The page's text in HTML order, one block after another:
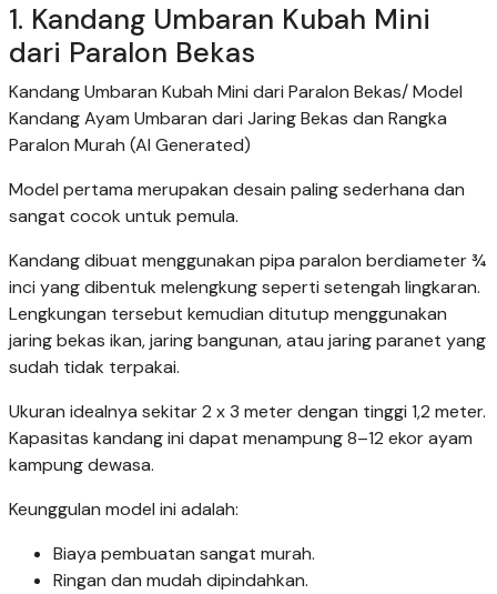
1. Kandang Umbaran Kubah Mini
dari Paralon Bekas
Kandang Umbaran Kubah Mini dari Paralon Bekas/ Model
Kandang Ayam Umbaran dari Jaring Bekas dan Rangka
Paralon Murah (AI Generated)
Model pertama merupakan desain paling sederhana dan
sangat cocok untuk pemula.
Kandang dibuat menggunakan pipa paralon berdiameter ¾
inci yang dibentuk melengkung seperti setengah lingkaran.
Lengkungan tersebut kemudian ditutup menggunakan
jaring bekas ikan, jaring bangunan, atau jaring paranet yang
sudah tidak terpakai.
Ukuran idealnya sekitar 2 x 3 meter dengan tinggi 1,2 meter.
Kapasitas kandang ini dapat menampung 8–12 ekor ayam
kampung dewasa.
Keunggulan model ini adalah:
Biaya pembuatan sangat murah.
Ringan dan mudah dipindahkan.